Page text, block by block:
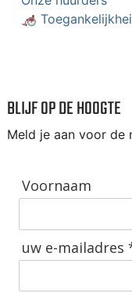
🦽
BLIJF OP DE HOOGTE
Meld je aan voor de
Voornaam
uw e-mailadres